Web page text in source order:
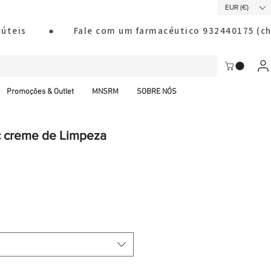
EUR (€)
úteis        ●       Fale com um farmacéutico
Promoções & Outlet MNSRM SOBRE NÓS
creme de Limpeza